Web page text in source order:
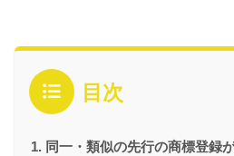
目次
同一・類似の先行の商標登録